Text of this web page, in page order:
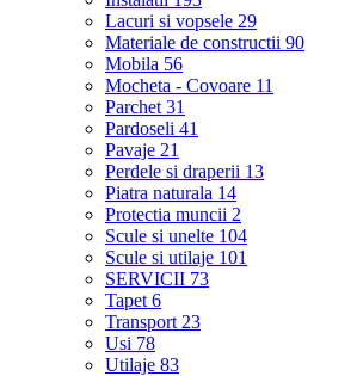
Lacuri si vopsele 29
Materiale de constructii 90
Mobila 56
Mocheta - Covoare 11
Parchet 31
Pardoseli 41
Pavaje 21
Perdele si draperii 13
Piatra naturala 14
Protectia muncii 2
Scule si unelte 104
Scule si utilaje 101
SERVICII 73
Tapet 6
Transport 23
Usi 78
Utilaje 83